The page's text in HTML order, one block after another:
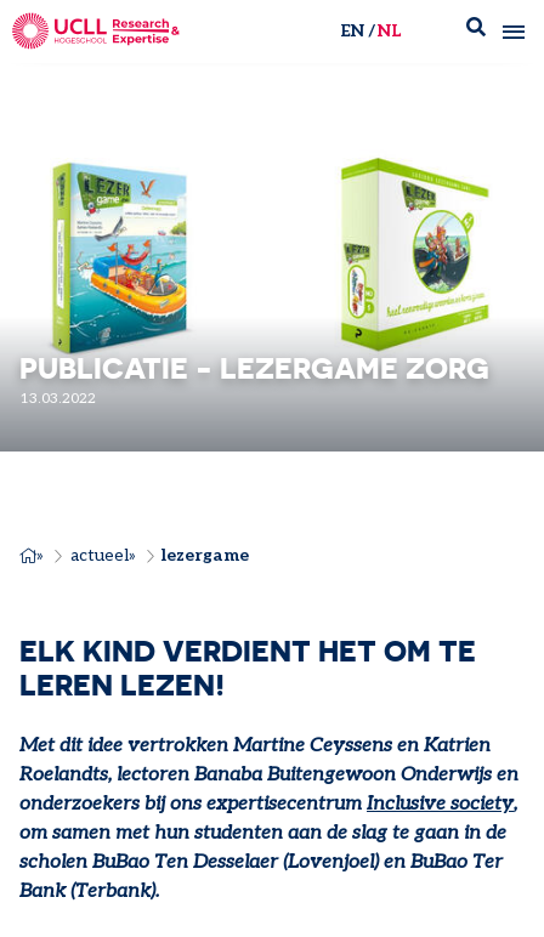
EN NL
PUBLICATIE - LEZERGAME ZORG
13.03.2022
KRUIMELPAD
actueel lezergame
ELK KIND VERDIENT HET OM TE
LEREN LEZEN!
Met dit idee vertrokken Martine Ceyssens en Katrien
Roelandts, lectoren Banaba Buitengewoon Onderwijs en
onderzoekers bij ons expertisecentrum Inclusive society,
om samen met hun studenten aan de slag te gaan in de
scholen BuBao Ten Desselaer (Lovenjoel) en BuBao Ter
Bank (Terbank).